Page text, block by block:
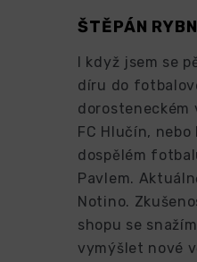
ŠTĚPÁN
I když jsem se
díru do
dorosteneckém
FC Hlučín, nebo
dospělém
Pavlem.
Notino.
shopu se
vymýšlet nové